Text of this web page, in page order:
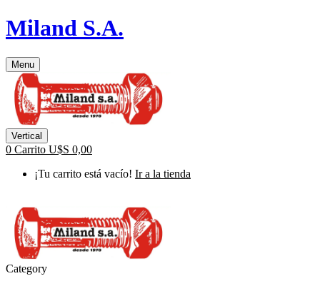
Miland S.A.
Menu
Vertical
0 Carrito U$S 0,00
¡Tu carrito está vacío! Ir a la tienda
Category